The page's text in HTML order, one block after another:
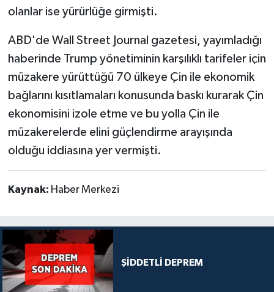
olanlar ise yürürlüğe girmişti.
ABD'de Wall Street Journal gazetesi, yayımladığı
haberinde Trump yönetiminin karşılıklı tarifeler için
müzakere yürüttüğü 70 ülkeye Çin ile ekonomik
bağlarını kısıtlamaları konusunda baskı kurarak Çin
ekonomisini izole etme ve bu yolla Çin ile
müzakerelerde elini güçlendirme arayışında
olduğu iddiasına yer vermişti.
Kaynak: Haber Merkezi
ŞİDDETLİ DEPREM